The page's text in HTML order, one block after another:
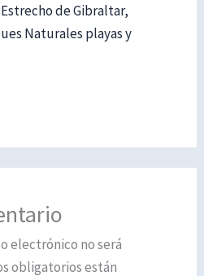
de Gibraltar,
Naturales playas y
electrónico no será
obligatorios están